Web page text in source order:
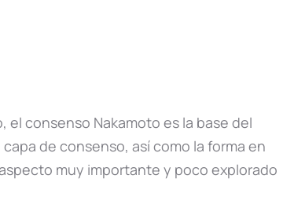
el consenso Nakamoto es la base del
de consenso, así como la forma en
muy importante y poco explorado